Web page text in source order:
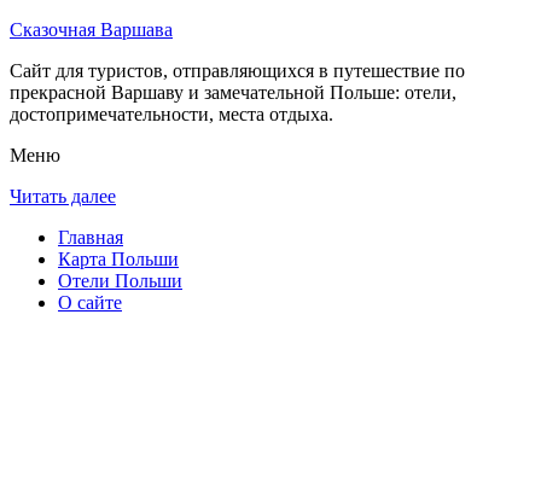
Сказочная Варшава
Сайт для туристов, отправляющихся в путешествие по
прекрасной Варшаву и замечательной Польше: отели,
достопримечательности, места отдыха.
Меню
Читать далее
Главная
Карта Польши
Отели Польши
О сайте